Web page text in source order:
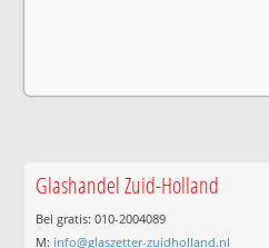
Glashandel Zuid-Holland
Bel gratis: 010-2004089
M: info@glaszetter-zuidholland.nl